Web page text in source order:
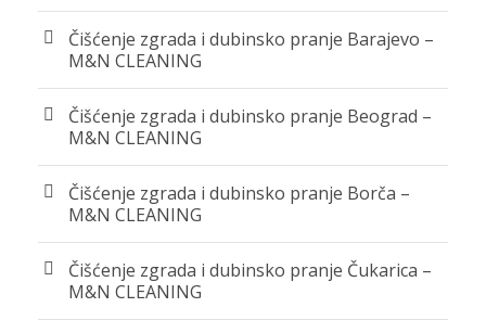
Čišćenje zgrada i dubinsko pranje Barajevo –
M&N CLEANING
Čišćenje zgrada i dubinsko pranje Beograd –
M&N CLEANING
Čišćenje zgrada i dubinsko pranje Borča –
M&N CLEANING
Čišćenje zgrada i dubinsko pranje Čukarica –
M&N CLEANING